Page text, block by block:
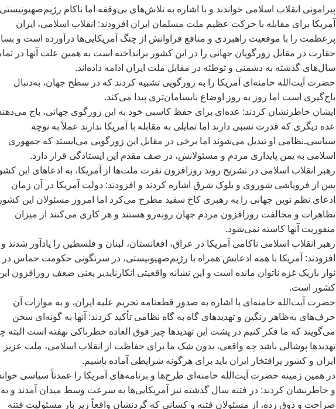
پيرامونی انقلاب اسلامی خواندند و با اشاره به تلاش‌های بی‌وقفه اما ناکام
آمريکا برای مقابله با حرکت عظيم ملت مسلمان ايران افزودند: انقلاب اسلامی، ايران
پرعظمت را با موقعيت راهبردی و منافع فراوانش از چنگ آمريکايی‌ها درآورده است و
حقارت در مقابل زورگويان جهانی را در اين کشور برانداخته است به همين علت آنها در
سال‌های گذشته به دشمنی و توطئه در مقابل ملت ايران ادامه داده‌اند.
حضرت آيت‌الله خامنه‌ای آمريکا را به زورگويی تشبيه کردند که در سطح جهان، به‌دنبال
باج‌گيری است اما روز به روز اوضاع نابسامان‌تری پيدا می‌کند.
ايشان خاطرنشان کردند: عده‌ای برای حفظ کاسبی خود به اين زورگوی جهانی، باج
عده ديگری که قدرت نسبی دارند اما تمايلی به مقابله با آمريکا ندارند عملاً به نوچه
سياسی‌ـ‌نظامی او تبديل می‌شوند اما برخی در مقابل اين زورگويی می‌ايستد که جمهوری
اسلامی به يمن پايداری مردم و مسئولانش، در صف مقدم اين ايستادگی قرار دارد.
رهبر انقلاب اسلامی در تشريح روند روزافزون نفرت ملت‌ها از آمريکا، به ادعاهای اين
پس از فروپاشی شوروی و بلوک شرق اشاره کردند و افزودند: دولت آمريکا در آن زمان
ادعای نظم نوين جهانی را به رهبری کاخ سفيد مطرح می‌کرد اما امروز مسئولان اين کشور
تظاهرات و مخالفت روزافزون مردم جهان روبه‌رو هستند و هر کاری می‌کنند از ميزان
منفوريت آنها کاسته نمی‌شود.
رهبر انقلاب اسلامی ناکامی آمريکا در عراق، افغانستان، لبنان و فلسطين را يادآور شدند و
افزودند: آمريکا با همه ادعايش همراه با رژيم‌صهيونيستی، در سرنگونی حکومت حماس در
نوار باريک غزه ناتوان مانده است و اين نشانه واقعيتی انکارناپذير يعنی ضعف روزافزون
کشور است.
حضرت آيت‌الله خامنه‌ای با اشاره به صدور قطعنامه تحريم عليه ايران، و به موازات آن
حرف‌های به‌ظاهر رنگين و تهديدهای گاه به گاه نظامی تأکيد کردند: آنها به گونه‌ای سخن
می‌گويند که ما فکر کنيم در پشت اين تهديدها چيز فوق العاده خطرناکی نهفته است البته
تهديدها پوشالی باشد چه واقعی، بدون شک ما برای حفاظت از انقلاب اسلامی، ملت عزيز
ايران و کشور پرافتخار ايران بايد برای هرگونه شرايطی آماده باشيم.
در همين زمينه حضرت آيت‌الله خامنه‌ای طرح‌ها و برنامه‌های آمريکا را عمدتاً سياسی
و خاطرنشان کردند: در فتنه سال گذشته نيز آمريکايی‌ها به سرعت وسط ميدان آمدند و به
صراحت و ذوق زده، از مسئولان فتنه و کسانی که گردنشان واقعاً زير بار مسئوليت فتنه